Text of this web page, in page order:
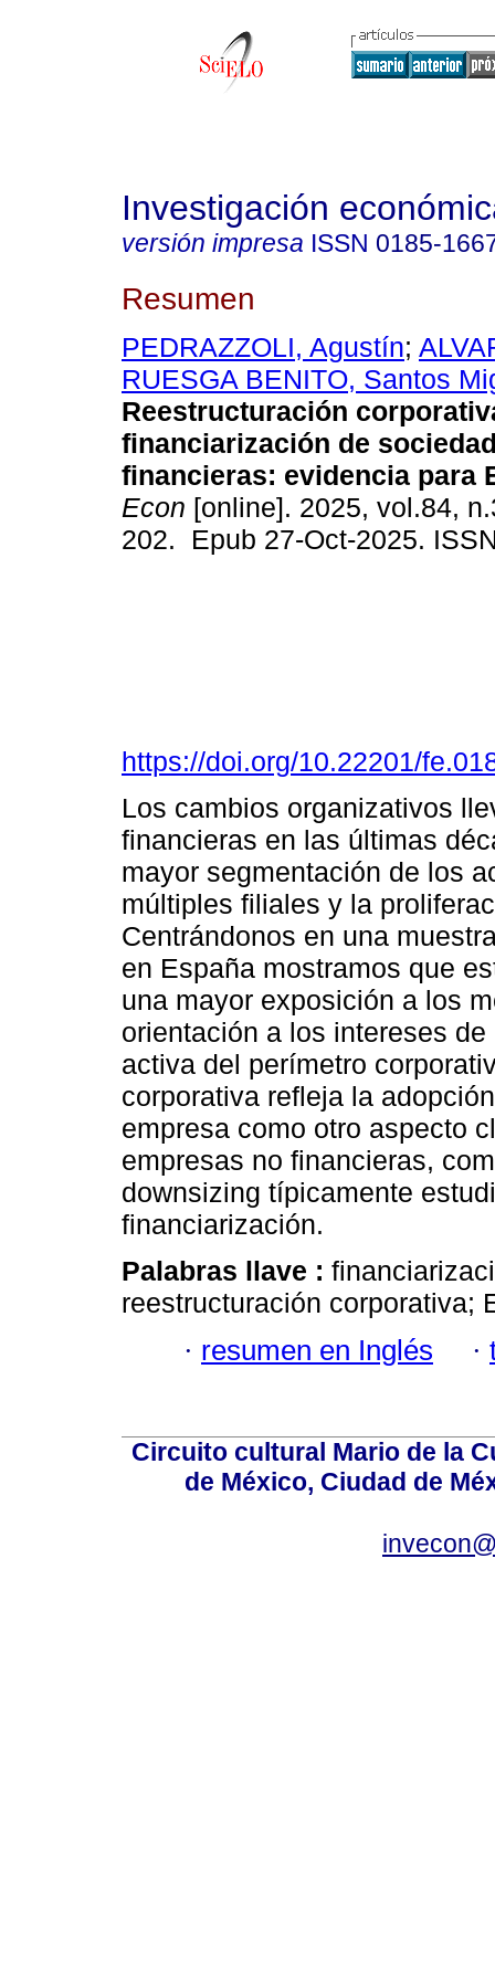
Investigación
versión impresa ISSN 0185-
Resumen
PEDRAZZOLI, Agustín;
RUESGA BENITO, Santos
Reestructuración
financiarización de
financieras: evidencia para
Econ [online]. 2025, vol.84,
202. Epub 27-Oct-2025.
https://doi.org/10.22201/
Los cambios organizativos
financieras en las últimas
mayor segmentación de los
múltiples filiales y la
Centrándonos en una
en España mostramos que
una mayor exposición a los
orientación a los intereses
activa del perímetro
corporativa refleja la
empresa como otro aspecto
empresas no financieras,
downsizing típicamente
financiarización.
Palabras llave :
reestructuración corporativa;
· resumen en Inglés ·
Circuito cultural Mario de la
de México, Ciudad de